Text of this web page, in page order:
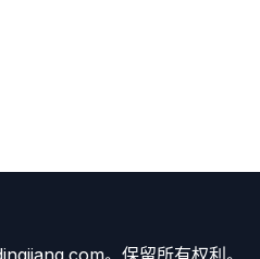
。保留所有权利。